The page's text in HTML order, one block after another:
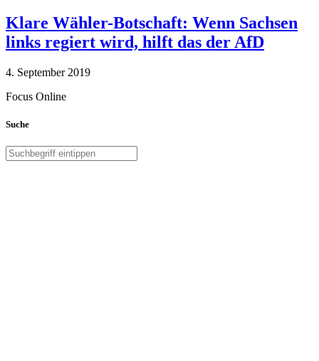
Klare Wähler-Botschaft: Wenn Sachsen
links regiert wird, hilft das der AfD
4. September 2019
Focus Online
Suche